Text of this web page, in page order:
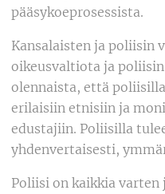
pääsykoeprosessista.
Kansalaisten ja poliisin
oikeusvaltiota ja
olennaista, että
erilaisiin etnisiin ja
edustajiin. Poliisilla
yhdenvertaisesti,
Poliisi on kaikkia varten